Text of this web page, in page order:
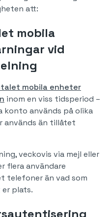
att:
mobila
vid
mobila enheter
inom en viss tidsperiod –
konto används på olika
används än tillåtet
veckovis via mejl eller
flera användare
telefoner än vad som
plats.